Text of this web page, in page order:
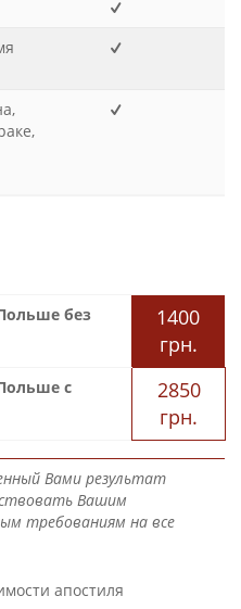
без
1400
грн.
с
2850
грн.
Вами результат
Вашим
требованиям на все
апостиля